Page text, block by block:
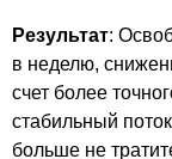
Результат:
в неделю,
счет более
стабильный
больше не